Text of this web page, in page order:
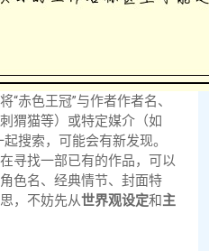
“赤色王冠”与作者作者名、
猬猫等）或特定媒介（如
搜索，可能会有新发现。
寻找一部已有的作品，可以
色名、经典情节、封面特
，不妨先从世界观设定和主